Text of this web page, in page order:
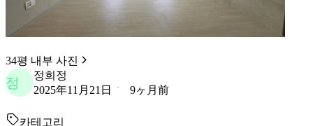
34평 내부 사진
정
정희정
2025年11月21日
9ヶ月前
카테고리